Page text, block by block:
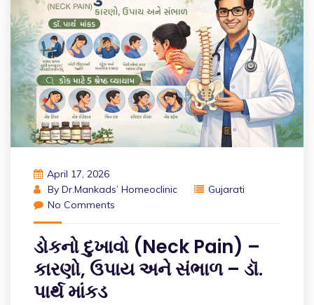
April 17, 2026
By Dr.Mankads’ Homeoclinic
Gujarati
No Comments
ડોકનો દુખાવો (Neck Pain) –
કારણો, ઉપાય અને સંભાળ – ડૉ.
પાર્થ માંકડ